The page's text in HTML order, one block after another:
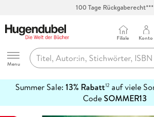
100 Tage Rückgaberecht***
Hugendubel
Menu
Filiale Konto
Summer Sale: 13% Rabatt12auf viele
CodeSOMMER13
erfahren